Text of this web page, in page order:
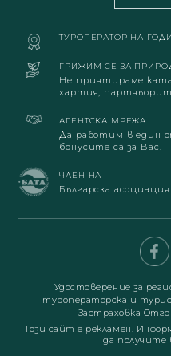
ТУРОПЕРАТОР НА
ГРИЖИМ СЕ ЗА
Не принтираме
хартия,
АГЕНТСКА МРЕЖА
Да работим в един
бонусите са за Вас.
ЧЛЕН НА
Българска
Удостоверение за
туроператорска и
Застраховка
Този сайт е рекламен.
да